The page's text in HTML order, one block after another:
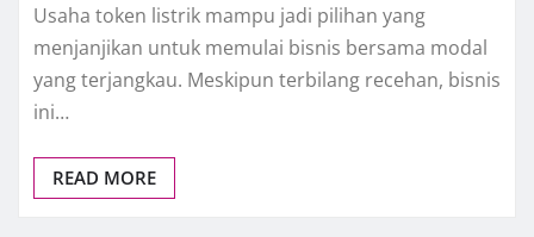
Usaha token listrik mampu jadi pilihan yang
menjanjikan untuk memulai bisnis bersama modal
yang terjangkau. Meskipun terbilang recehan, bisnis
ini…
READ MORE